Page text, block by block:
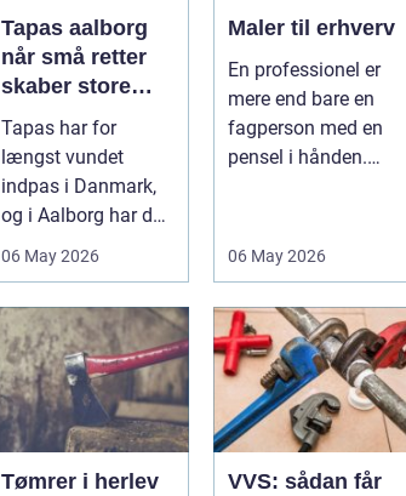
Tapas aalborg
når små retter
skaber store
oplevelser
Tapas har for
længst vundet
indpas i Danmark,
og i Aalborg har de
deres helt eget li...
06 May 2026
Maler til erhverv
En professionel er
mere end bare en
fagperson med en
pensel i hånden.
06 May 2026
Tømrer i herlev
VVS: sådan får